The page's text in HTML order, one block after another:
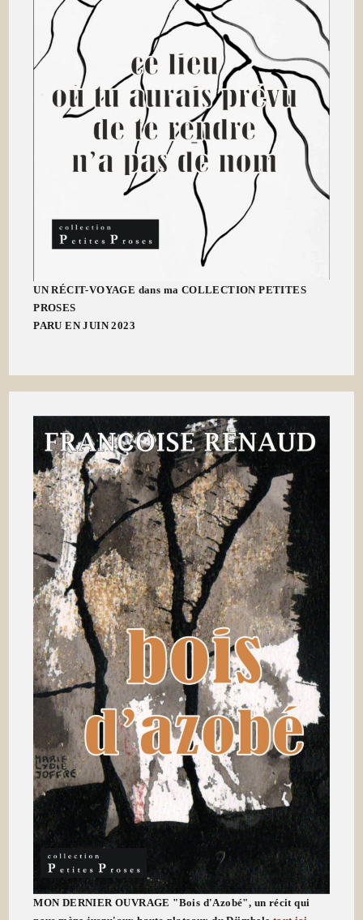
UN RÉCIT-VOYAGE dans ma COLLECTION PETITES
PROSES
PARU EN JUIN 2023
MON DERNIER OUVRAGE "Bois d'Azobé", un récit qui